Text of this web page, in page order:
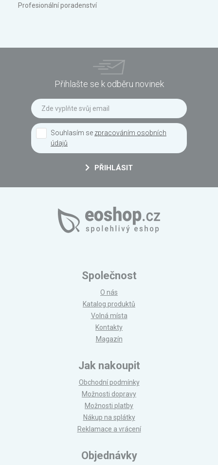
Profesionální poradenství
Přihlašte se k odběru novinek
Souhlasím se zpracováním osobních
údajů
PŘIHLÁSIT
Společnost
O nás
Katalog produktů
Volná místa
Kontakty
Magazín
Jak nakoupit
Obchodní podmínky
Možnosti dopravy
Možnosti platby
Nákup na splátky
Reklamace a vrácení
Objednávky